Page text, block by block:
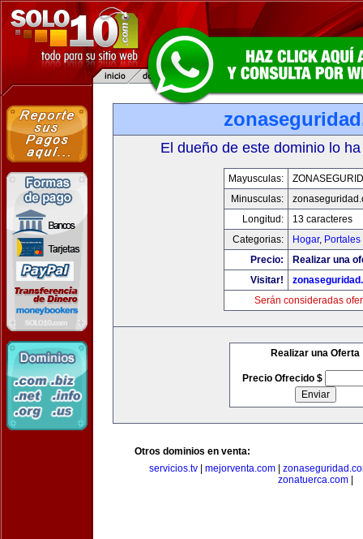
El dueño de este dominio lo
Mayusculas:
Minusculas:
Longitud:
13 caracteres
Categorias:
Hogar, Portales
Precio:
Realizar una
Visitar!
Serán consideradas
Realizar una Oferta
Precio Ofrecido $
Otros dominios en venta:
servicios.tv| mejorventa.com|
zonatuerca.com|